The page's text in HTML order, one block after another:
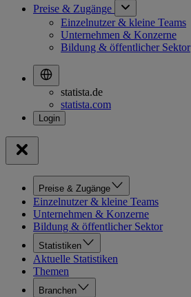
Preise & Zugänge
Einzelnutzer & kleine Teams
Unternehmen & Konzerne
Bildung & öffentlicher Sektor
statista.de
statista.com
Preise & Zugänge
Einzelnutzer & kleine Teams
Unternehmen & Konzerne
Bildung & öffentlicher Sektor
Statistiken
Aktuelle Statistiken
Themen
Branchen